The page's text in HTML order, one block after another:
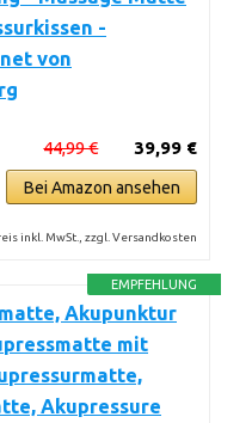
-
von
39,99 €
44,99 €
Bei Amazon ansehen
inkl. MwSt., zzgl. Versandkosten
EMPFEHLUNG
Akupunktur
mit
Akupressure